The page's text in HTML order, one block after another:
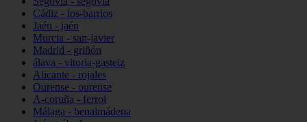
Cádiz - los-barrios
Jaén - jaén
Murcia - san-javier
Madrid - griñón
álava - vitoria-gasteiz
Alicante - rojales
Ourense - ourense
A-coruña - ferrol
Málaga - benalmádena